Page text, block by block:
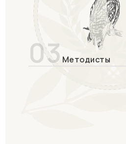
03 Методисты